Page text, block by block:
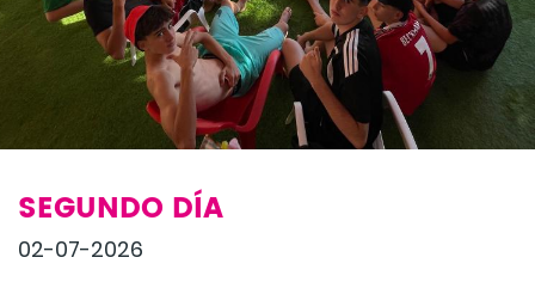
SEGUNDO DÍA
02-07-2026